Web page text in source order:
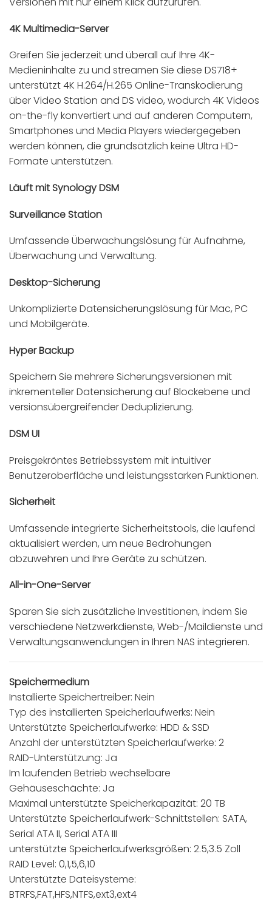
4K Multimedia-Server
Greifen Sie jederzeit und überall auf Ihre 4K-
Medieninhalte zu und streamen Sie diese DS718+
unterstützt 4K H.264/H.265 Online-Transkodierung
über Video Station and DS video, wodurch 4K Videos
on-the-fly konvertiert und auf anderen Computern,
Smartphones und Media Players wiedergegeben
werden können, die grundsätzlich keine Ultra HD-
Formate unterstützen.
Läuft mit Synology DSM
Surveillance Station
Umfassende Überwachungslösung für Aufnahme,
Überwachung und Verwaltung.
Desktop-Sicherung
Unkomplizierte Datensicherungslösung für Mac, PC
und Mobilgeräte.
Hyper Backup
Speichern Sie mehrere Sicherungsversionen mit
inkrementeller Datensicherung auf Blockebene und
versionsübergreifender Deduplizierung.
DSM UI
Preisgekröntes Betriebssystem mit intuitiver
Benutzeroberfläche und leistungsstarken Funktionen.
Sicherheit
Umfassende integrierte Sicherheitstools, die laufend
aktualisiert werden, um neue Bedrohungen
abzuwehren und Ihre Geräte zu schützen.
All-in-One-Server
Sparen Sie sich zusätzliche Investitionen, indem Sie
verschiedene Netzwerkdienste, Web-/Maildienste und
Verwaltungsanwendungen in Ihren NAS integrieren.
Speichermedium
Installierte Speichertreiber: Nein
Typ des installierten Speicherlaufwerks: Nein
Unterstützte Speicherlaufwerke: HDD & SSD
Anzahl der unterstützten Speicherlaufwerke: 2
RAID-Unterstützung: Ja
Im laufenden Betrieb wechselbare
Gehäuseschächte: Ja
Maximal unterstützte Speicherkapazität: 20 TB
Unterstützte Speicherlaufwerk-Schnittstellen: SATA,
Serial ATA II, Serial ATA III
unterstützte Speicherlaufwerksgrößen: 2.5,3.5 Zoll
RAID Level: 0,1,5,6,10
Unterstützte Dateisysteme:
BTRFS,FAT,HFS,NTFS,ext3,ext4